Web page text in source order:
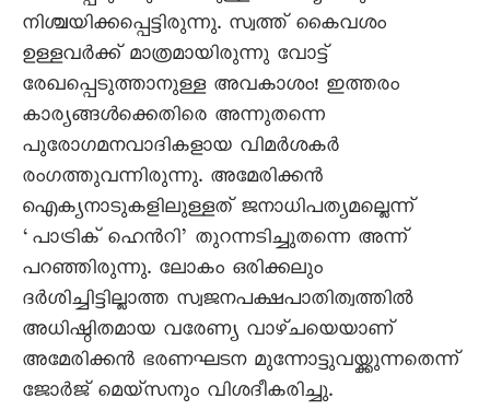
നിശ്ചയിക്കപ്പെട്ടിരുന്നു. സ്വത്ത് കൈവശം
ഉള്ളവർക്ക് മാത്രമായിരുന്നു വോട്ട്
രേഖപ്പെടുത്താനുള്ള അവകാശം! ഇത്തരം
കാര്യങ്ങൾക്കെതിരെ അന്നുതന്നെ
പുരോഗമനവാദികളായ വിമർശകർ
രംഗത്തുവന്നിരുന്നു. അമേരിക്കൻ
ഐക്യനാടുകളിലുള്ളത് ജനാധിപത്യമല്ലെന്ന്
‘പാട്രിക് ഹെൻറി’ തുറന്നടിച്ചുതന്നെ അന്ന്
പറഞ്ഞിരുന്നു. ലോകം ഒരിക്കലും
ദർശിച്ചിട്ടില്ലാത്ത സ്വജനപക്ഷപാതിത്വത്തിൽ
അധിഷ്ഠിതമായ വരേണ്യ വാഴ്ചയെയാണ്
അമേരിക്കൻ ഭരണഘടന മുന്നോട്ടുവയ്ക്കുന്നതെന്ന്
ജോർജ് മെയ്സനും വിശദീകരിച്ചു.